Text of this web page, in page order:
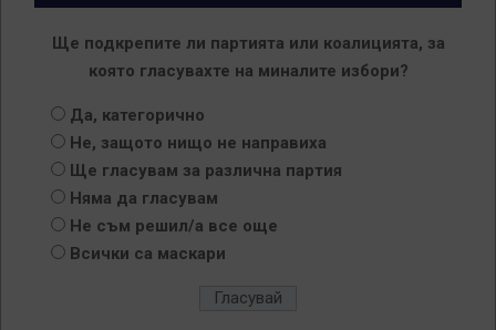
Ще подкрепите ли партията или коалицията, за
която гласувахте на миналите избори?
Да, категорично
Не, защото нищо не направиха
Ще гласувам за различна партия
Няма да гласувам
Не съм решил/а все още
Всички са маскари